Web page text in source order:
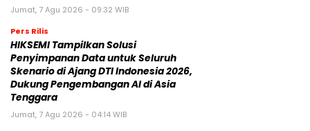
Jumat, 7 Agu 2026 - 09:32 WIB
Pers Rilis
HIKSEMI Tampilkan Solusi
Penyimpanan Data untuk Seluruh
Skenario di Ajang DTI Indonesia 2026,
Dukung Pengembangan AI di Asia
Tenggara
Jumat, 7 Agu 2026 - 04:14 WIB